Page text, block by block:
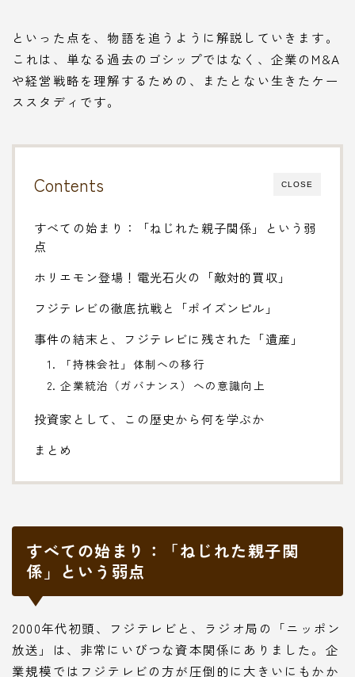
といった点を、物語を追うように解説していきます。
これは、単なる過去のゴシップではなく、企業のM&A
や経営戦略を理解するための、またとない生きたケー
ススタディです。
CLOSE
Contents
すべての始まり：「ねじれた親子関係」という弱
点
ホリエモン登場！電光石火の「敵対的買収」
フジテレビの徹底抗戦と「ポイズンピル」
事件の結末と、フジテレビに残された「遺産」
1. 「持株会社」体制への移行
2. 企業統治（ガバナンス）への意識向上
投資家として、この歴史から何を学ぶか
まとめ
すべての始まり：「ねじれた親子関
係」という弱点
2000年代初頭、フジテレビと、ラジオ局の「ニッポン
放送」は、非常にいびつな資本関係にありました。企
業規模ではフジテレビの方が圧倒的に大きいにもかか